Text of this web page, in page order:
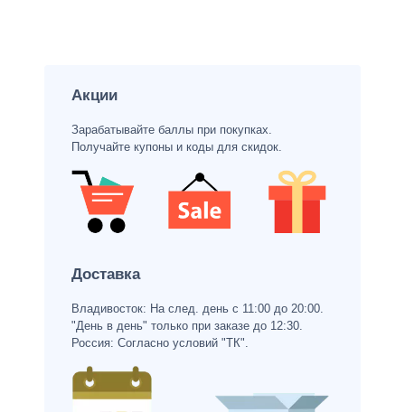
Акции
Зарабатывайте баллы при покупках.
Получайте купоны и коды для скидок.
Доставка
Владивосток: На след. день с 11:00 до 20:00.
"День в день" только при заказе до 12:30.
Россия: Согласно условий "ТК".